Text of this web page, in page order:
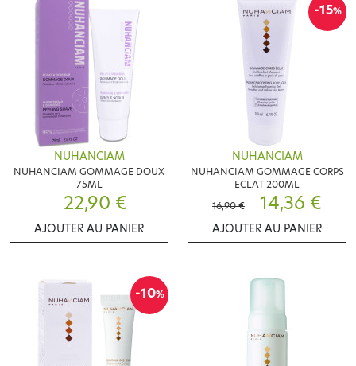
NUHANCIAM
NUHANCIAM GOMMAGE DOUX
75ML
22,90 €
AJOUTER AU PANIER
-15%
NUHANCIAM
NUHANCIAM GOMMAGE CORPS
ECLAT 200ML
16,90 €
14,36 €
AJOUTER AU PANIER
-10%